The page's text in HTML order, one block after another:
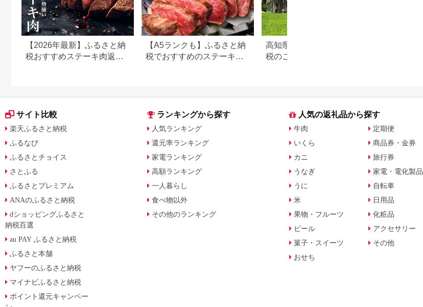
【2026年最新】ふるさと納
税おすすめステーキ肉返礼
【A5ランクも】ふるさと納
税でおすすめのステーキ肉
高知県梼原町のふるさと納
税のご紹介
サイト比較
楽天ふるさと納税
ふるなび
ふるさとチョイス
さとふる
ふるさとプレミアム
ANAのふるさと納税
dショッピングふるさと
納税百選
au PAY ふるさと納税
ふるさと本舗
ヤフーのふるさと納税
マイナビふるさと納税
ポイント還元キャンペー
ランキングから探す
人気ランキング
還元率ランキング
家電ランキング
高額ランキング
一人暮らし
食べ物以外
その他のランキング
人気の返礼品から探す
牛肉
いくら
カニ
うなぎ
うに
米
果物・フルーツ
ビール
菓子・スイーツ
おせち
定期便
商品券・金券
旅行券
家電・電化製品
自転車
日用品
化粧品
アクセサリー
その他